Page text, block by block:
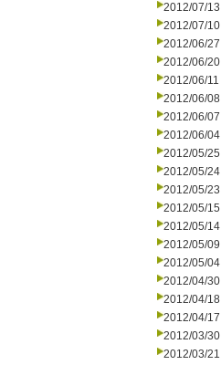
2012/07/13
2012/07/10
2012/06/27
2012/06/20
2012/06/11
2012/06/08
2012/06/07
2012/06/04
2012/05/25
2012/05/24
2012/05/23
2012/05/15
2012/05/14
2012/05/09
2012/05/04
2012/04/30
2012/04/18
2012/04/17
2012/03/30
2012/03/21